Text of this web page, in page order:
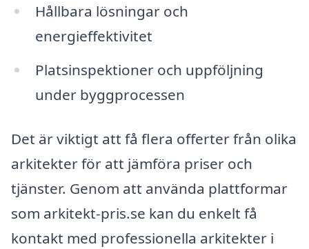
Hållbara lösningar och
energieffektivitet
Platsinspektioner och uppföljning
under byggprocessen
Det är viktigt att få flera offerter från olika
arkitekter för att jämföra priser och
tjänster. Genom att använda plattformar
som arkitekt-pris.se kan du enkelt få
kontakt med professionella arkitekter i